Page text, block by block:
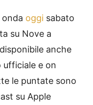
oggi sabato
su Nove a
anche
ufficiale e on
le puntate sono
su Apple